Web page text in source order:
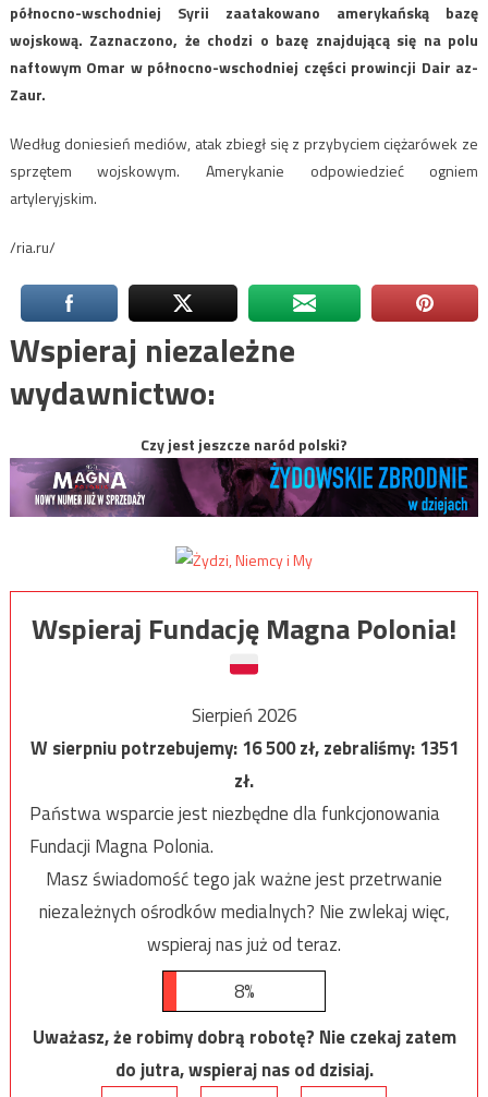
północno-wschodniej Syrii zaatakowano amerykańską bazę
wojskową. Zaznaczono, że chodzi o bazę znajdującą się na polu
naftowym Omar w północno-wschodniej części prowincji Dair az-
Zaur.
Według doniesień mediów, atak zbiegł się z przybyciem ciężarówek ze
sprzętem wojskowym. Amerykanie odpowiedzieć ogniem
artyleryjskim.
/ria.ru/
Wspieraj niezależne
wydawnictwo:
Czy jest jeszcze naród polski?
Wspieraj Fundację Magna Polonia!
Sierpień 2026
W sierpniu potrzebujemy:16 500zł, zebraliśmy:1351
zł.
Państwa wsparcie jest niezbędne dla funkcjonowania
Fundacji Magna Polonia.
Masz świadomość tego jak ważne jest przetrwanie
niezależnych ośrodków medialnych? Nie zwlekaj więc,
wspieraj nas już od teraz.
8%
Uważasz, że robimy dobrą robotę? Nie czekaj zatem
do jutra, wspieraj nas od dzisiaj.